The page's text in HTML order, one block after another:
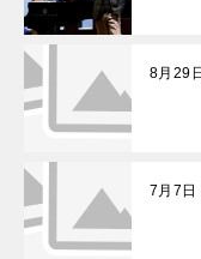
8月29日
7月7日